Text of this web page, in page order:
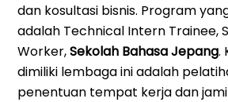
dan kosultasi bisnis. Program
adalah Technical Intern Trainee,
Worker,Sekolah Bahasa Jepang.
dimiliki lembaga ini adalah
penentuan tempat kerja dan